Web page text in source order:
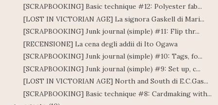
[SCRAPBOOKING] Basic technique #12: Polyester fab...
[LOST IN VICTORIAN AGE] La signora Gaskell di Mari...
[SCRAPBOOKING] Junk journal (simple) #11: Flip thr...
[RECENSIONE] La cena degli addii di Ito Ogawa
[SCRAPBOOKING] Junk journal (simple) #10: Tags, fo...
[SCRAPBOOKING] Junk journal (simple) #9: Set up, c...
[LOST IN VICTORIAN AGE] North and South di E.C.Gas...
[SCRAPBOOKING] Basic technique #8: Cardmaking with...